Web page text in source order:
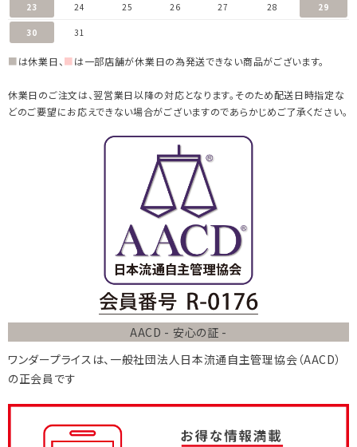
23 24 25 26 27 28 29
30 31
■は休業日、 ■は一部店舗が休業日の為発送できない商品がございます。
休業日のご注文は、翌営業日以降の対応となります。そのため配送日時指定な
どのご要望にお応えできない場合がございますのであらかじめご了承ください。
AACD - 安心の証 -
ワンダープライスは、 一般社団法人日本流通自主管理協会 （AACD）
の正会員です